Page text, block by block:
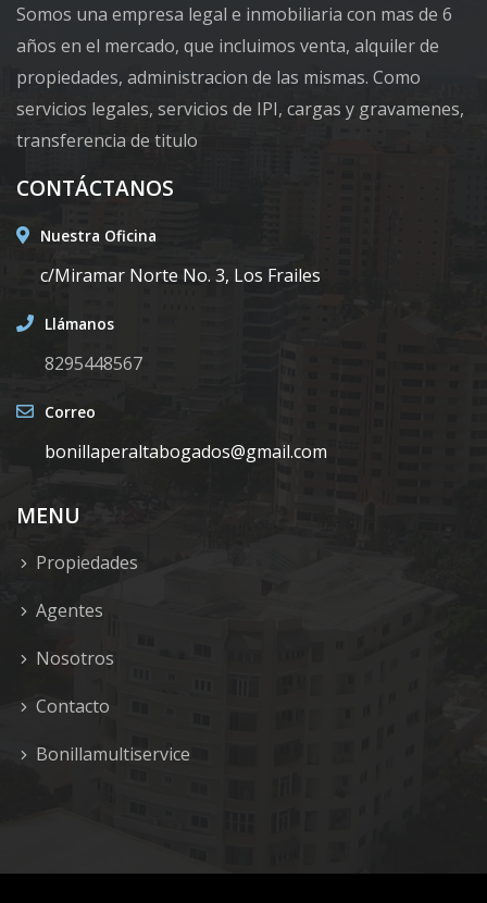
Somos una empresa legal e inmobiliaria con mas de 6
años en el mercado, que incluimos venta, alquiler de
propiedades, administracion de las mismas. Como
servicios legales, servicios de IPI, cargas y gravamenes,
transferencia de titulo
CONTÁCTANOS
Nuestra Oficina
c/Miramar Norte No. 3, Los Frailes
Llámanos
8295448567
Correo
bonillaperaltabogados@gmail.com
MENU
Propiedades
Agentes
Nosotros
Contacto
Bonillamultiservice